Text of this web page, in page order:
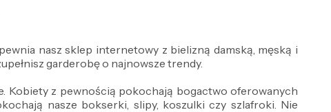
nasz sklep internetowy z bielizną damską, męską i
garderobę o najnowsze trendy.
Kobiety z pewnością pokochają bogactwo oferowanych
nasze bokserki, slipy, koszulki czy szlafroki. Nie